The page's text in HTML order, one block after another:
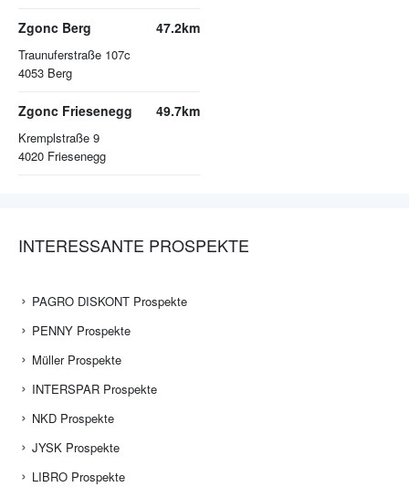
Zgonc Berg
Traunuferstraße 107c
4053 Berg
47.2km
Zgonc Friesenegg
Kremplstraße 9
4020 Friesenegg
49.7km
INTERESSANTE PROSPEKTE
PAGRO DISKONT Prospekte
PENNY Prospekte
Müller Prospekte
INTERSPAR Prospekte
NKD Prospekte
JYSK Prospekte
LIBRO Prospekte